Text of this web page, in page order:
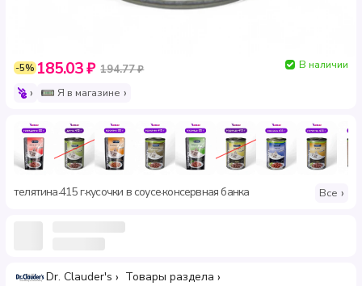
-5% 185.03 ₽ 194.77 ₽
В наличии
Я в магазине
телятина·415 г·кусочки в соусе·консервная банка Все
Dr. Clauder's Товары раздела